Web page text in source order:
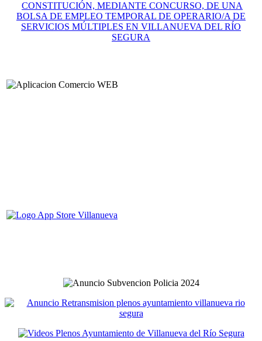
CONSTITUCIÓN, MEDIANTE CONCURSO, DE UNA
BOLSA DE EMPLEO TEMPORAL DE OPERARIO/A DE
SERVICIOS MÚLTIPLES EN VILLANUEVA DEL RÍO
SEGURA